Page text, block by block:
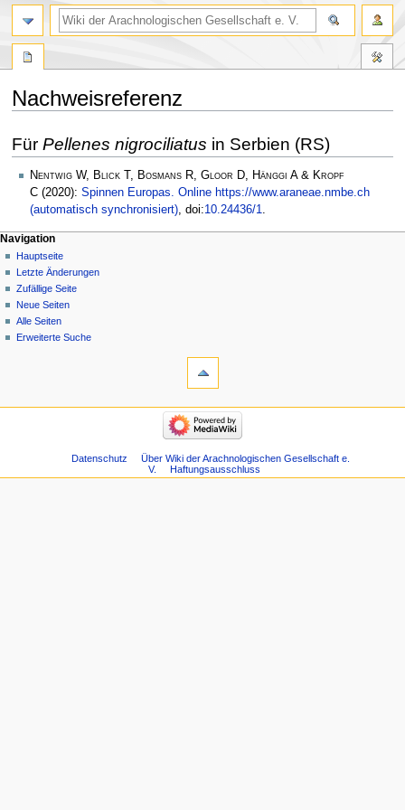
Nachweisreferenz
Navigation
springen
Suche
springen
Für Pellenes nigrociliatus in Serbien (RS)
Nentwig W, Blick T, Bosmans R, Gloor D, Hänggi A & Kropf
C (2020): Spinnen Europas. Online https://www.araneae.nmbe.ch
(automatisch synchronisiert), doi:10.24436/1.
Navigation
Hauptseite
Letzte Änderungen
Zufällige Seite
Neue Seiten
Alle Seiten
Erweiterte Suche
Datenschutz
Über Wiki der Arachnologischen Gesellschaft e.
V.
Haftungsausschluss